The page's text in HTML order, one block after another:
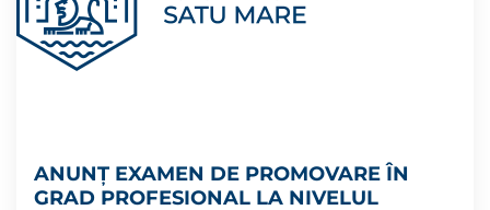
ANUNȚ EXAMEN DE PROMOVARE ÎN
GRAD PROFESIONAL LA NIVELUL